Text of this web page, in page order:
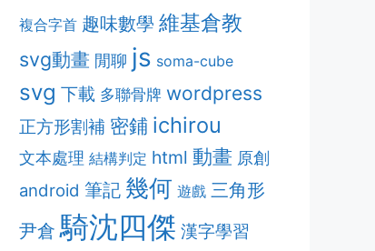
複合字首 趣味數學 維基倉教
svg動畫 閒聊 js soma-cube
svg 下載 多聯骨牌 wordpress
正方形割補 密鋪 ichirou
文本處理 結構判定 html 動畫 原創
android 筆記 幾何 遊戲 三角形
尹倉 騎沈四傑 漢字學習